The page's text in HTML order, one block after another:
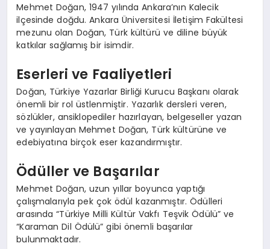
Mehmet Doğan, 1947 yılında Ankara’nın Kalecik
ilçesinde doğdu. Ankara Üniversitesi İletişim Fakültesi
mezunu olan Doğan, Türk kültürü ve diline büyük
katkılar sağlamış bir isimdir.
Eserleri ve Faaliyetleri
Doğan, Türkiye Yazarlar Birliği Kurucu Başkanı olarak
önemli bir rol üstlenmiştir. Yazarlık dersleri veren,
sözlükler, ansiklopediler hazırlayan, belgeseller yazan
ve yayınlayan Mehmet Doğan, Türk kültürüne ve
edebiyatına birçok eser kazandırmıştır.
Ödüller ve Başarılar
Mehmet Doğan, uzun yıllar boyunca yaptığı
çalışmalarıyla pek çok ödül kazanmıştır. Ödülleri
arasında “Türkiye Milli Kültür Vakfı Teşvik Ödülü” ve
“Karaman Dil Ödülü” gibi önemli başarılar
bulunmaktadır.